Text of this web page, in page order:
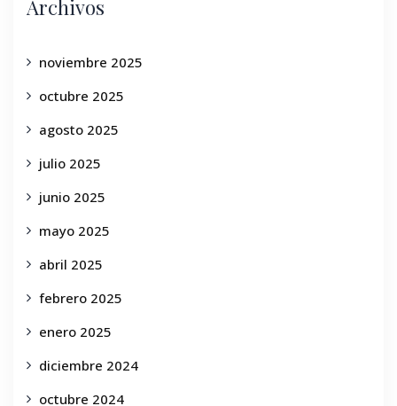
Archivos
noviembre 2025
octubre 2025
agosto 2025
julio 2025
junio 2025
mayo 2025
abril 2025
febrero 2025
enero 2025
diciembre 2024
octubre 2024